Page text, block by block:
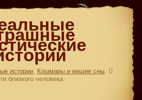
истории, Кошмары и вещие сны
близкого человека